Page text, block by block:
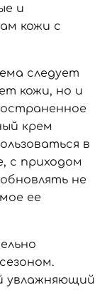
и
кожи с
следует
кожи, но и
крем
в
с приходом
не
ее
увлажняющий